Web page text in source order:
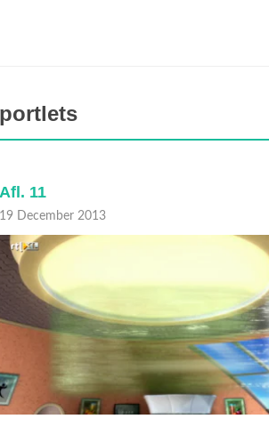
Afl. 11
19 December 2013